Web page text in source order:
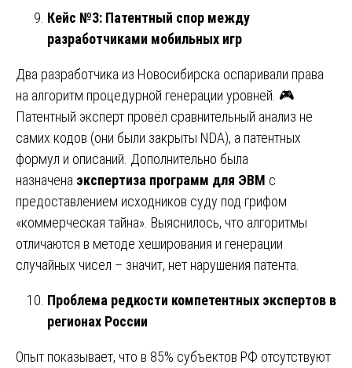
Кейс №3: Патентный спор между
разработчиками мобильных игр
Два разработчика из Новосибирска оспаривали права
на алгоритм процедурной генерации уровней. 🎮
Патентный эксперт провёл сравнительный анализ не
самих кодов (они были закрыты NDA), а патентных
формул и описаний. Дополнительно была
назначена экспертиза программ для ЭВМ с
предоставлением исходников суду под грифом
«коммерческая тайна». Выяснилось, что алгоритмы
отличаются в методе хеширования и генерации
случайных чисел – значит, нет нарушения патента.
Проблема редкости компетентных экспертов в
регионах России
Опыт показывает, что в 85% субъектов РФ отсутствуют